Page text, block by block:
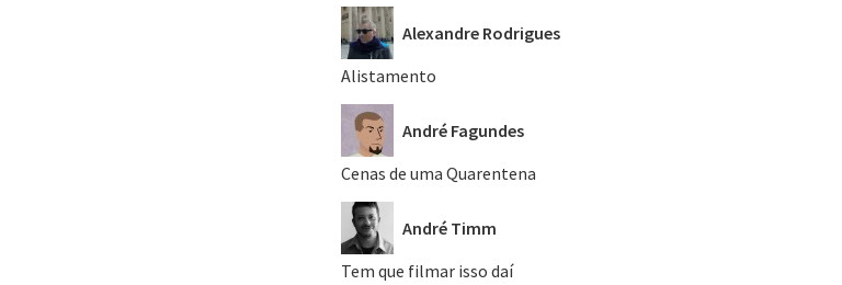
Alexandre Rodrigues
Alistamento
André Fagundes
Cenas de uma Quarentena
André Timm
Tem que filmar isso daí